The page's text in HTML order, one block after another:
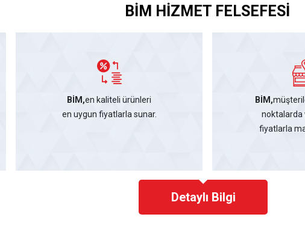
BİM HİZMET FELSEFESİ
BİM,en kaliteli ürünleri
en uygun fiyatlarla sunar.
BİM,
noktalarda
fiyatlarla
Detaylı Bilgi